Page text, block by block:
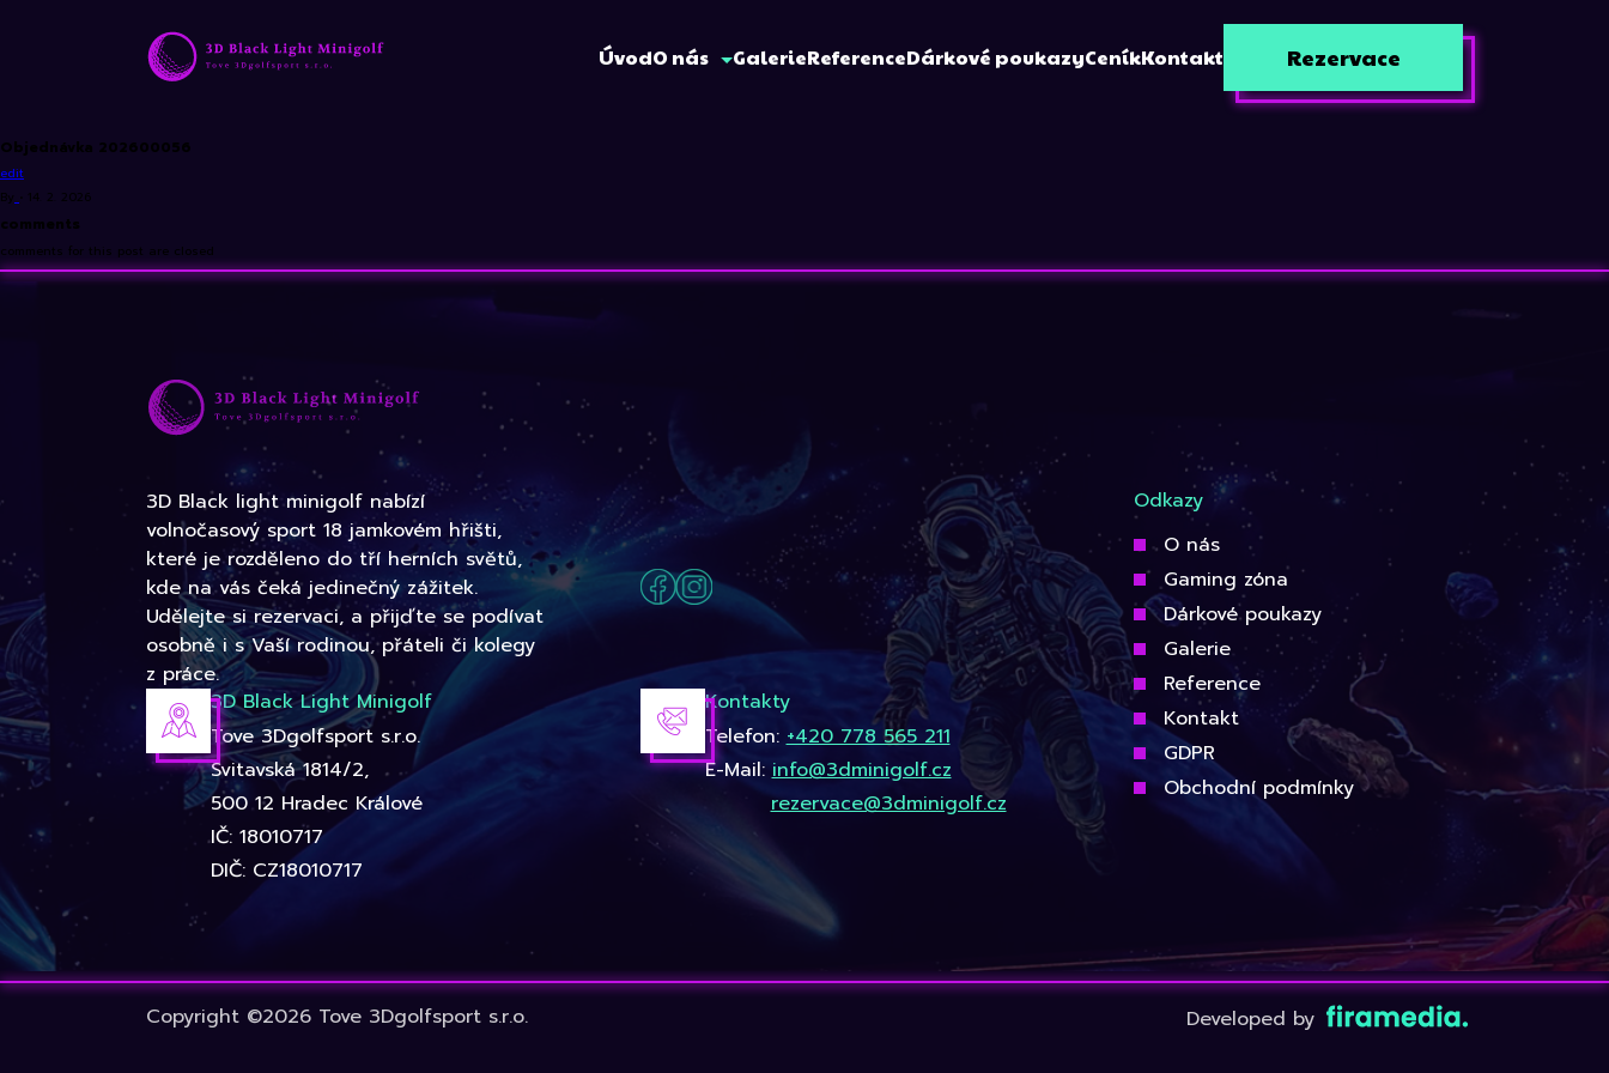
ÚvodO nás GalerieReferenceDárkové poukazyCeníkKontakt Rezervace
Objednávka 202600056
edit
By • 14. 2. 2026
comments
comments for this post are closed
3D Black light minigolf nabízí
volnočasový sport 18 jamkovém hřišti,
které je rozděleno do tří herních světů,
kde na vás čeká jedinečný zážitek.
Udělejte si rezervaci, a přijďte se podívat
osobně i s Vaší rodinou, přáteli či kolegy
z práce.
3D Black Light Minigolf
Tove 3Dgolfsport s.r.o.
Svitavská 1814/2,
500 12 Hradec Králové
IČ: 18010717
DIČ: CZ18010717
Kontakty
Telefon:+420 778 565 211
E-Mail:info@3dminigolf.cz
rezervace@3dminigolf.cz
Odkazy
O nás
Gaming zóna
Dárkové poukazy
Galerie
Reference
Kontakt
GDPR
Obchodní podmínky
Copyright ©2026 Tove 3Dgolfsport s.r.o. Developed by